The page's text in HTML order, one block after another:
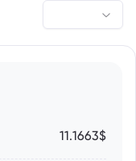
11.1663$